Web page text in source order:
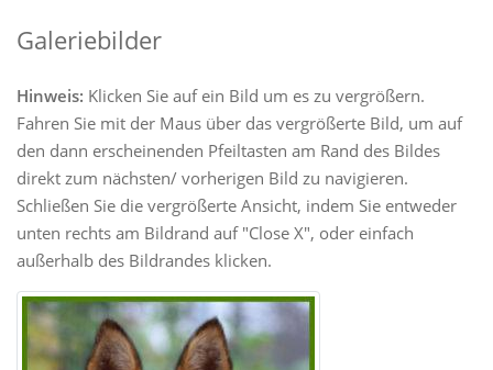
Galeriebilder
Hinweis: Klicken Sie auf ein Bild um es zu vergrößern.
Fahren Sie mit der Maus über das vergrößerte Bild, um auf
den dann erscheinenden Pfeiltasten am Rand des Bildes
direkt zum nächsten/ vorherigen Bild zu navigieren.
Schließen Sie die vergrößerte Ansicht, indem Sie entweder
unten rechts am Bildrand auf "Close X", oder einfach
außerhalb des Bildrandes klicken.